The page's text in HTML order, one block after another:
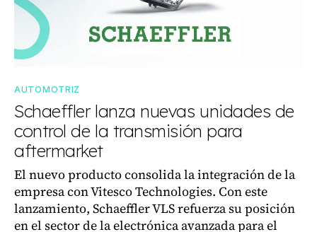
AUTOMOTRIZ
Schaeffler lanza nuevas unidades de
control de la transmisión para
aftermarket
El nuevo producto consolida la integración de la
empresa con Vitesco Technologies. Con este
lanzamiento, Schaeffler VLS refuerza su posición
en el sector de la electrónica avanzada para el